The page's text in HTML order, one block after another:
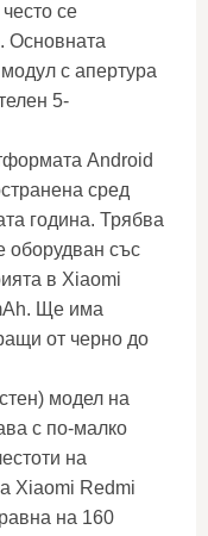
се
Основната
с апертура
5-
Android
сред
година. Трябва
оборудван със
в Xiaomi
Ще има
от черно до
модел на
с по-малко
на
Xiaomi Redmi
на 160